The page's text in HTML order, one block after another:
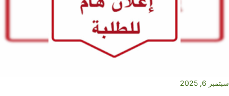
سبتمبر 6, 2025